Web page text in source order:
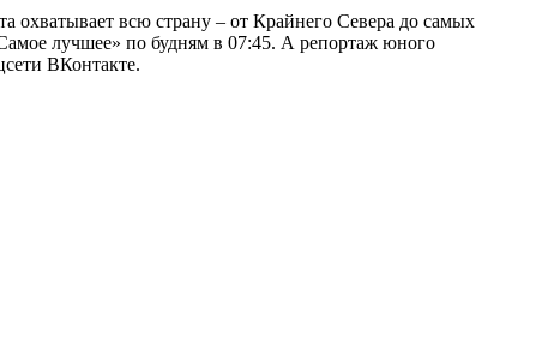
охватывает всю страну – от Крайнего Севера до самых
лучшее» по будням в 07:45. А репортаж юного
ВКонтакте.